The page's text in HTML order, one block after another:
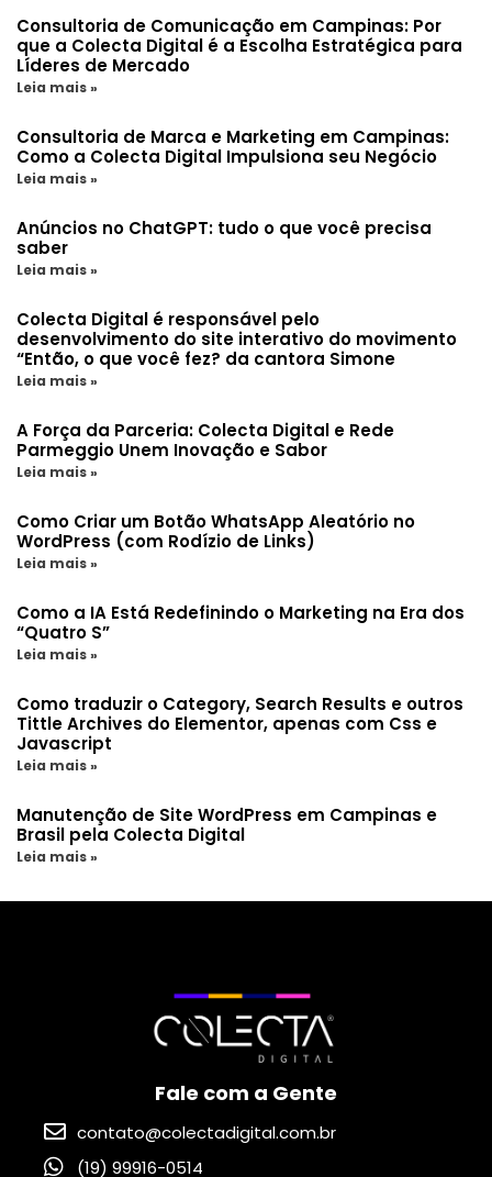
Consultoria de Comunicação em Campinas: Por
que a Colecta Digital é a Escolha Estratégica para
Líderes de Mercado
Leia mais »
Consultoria de Marca e Marketing em Campinas:
Como a Colecta Digital Impulsiona seu Negócio
Leia mais »
Anúncios no ChatGPT: tudo o que você precisa
saber
Leia mais »
Colecta Digital é responsável pelo
desenvolvimento do site interativo do movimento
“Então, o que você fez? da cantora Simone
Leia mais »
A Força da Parceria: Colecta Digital e Rede
Parmeggio Unem Inovação e Sabor
Leia mais »
Como Criar um Botão WhatsApp Aleatório no
WordPress (com Rodízio de Links)
Leia mais »
Como a IA Está Redefinindo o Marketing na Era dos
“Quatro S”
Leia mais »
Como traduzir o Category, Search Results e outros
Tittle Archives do Elementor, apenas com Css e
Javascript
Leia mais »
Manutenção de Site WordPress em Campinas e
Brasil pela Colecta Digital
Leia mais »
Fale com a Gente
contato@colectadigital.com.br
(19) 99916-0514